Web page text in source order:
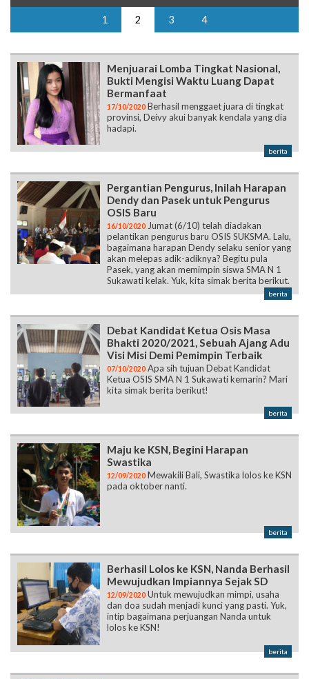
1 2 3 4
Menjuarai Lomba Tingkat Nasional,
Bukti Mengisi Waktu Luang Dapat
Bermanfaat
17/10/2020 Berhasil menggaet juara di tingkat
provinsi, Deivy akui banyak kendala yang dia
hadapi.
berita
Pergantian Pengurus, Inilah Harapan
Dendy dan Pasek untuk Pengurus
OSIS Baru
16/10/2020 Jumat (6/10) telah diadakan
pelantikan pengurus baru OSIS SUKSMA. Lalu,
bagaimana harapan Dendy selaku senior yang
akan melepas adik-adiknya? Begitu pula
Pasek, yang akan memimpin siswa SMA N 1
Sukawati kelak. Yuk, kita simak berita berikut.
berita
Debat Kandidat Ketua Osis Masa
Bhakti 2020/2021, Sebuah Ajang Adu
Visi Misi Demi Pemimpin Terbaik
07/10/2020 Apa sih tujuan Debat Kandidat
Ketua OSIS SMA N 1 Sukawati kemarin? Mari
kita simak berita berikut!
berita
Maju ke KSN, Begini Harapan
Swastika
12/09/2020 Mewakili Bali, Swastika lolos ke KSN
pada oktober nanti.
berita
Berhasil Lolos ke KSN, Nanda Berhasil
Mewujudkan Impiannya Sejak SD
12/09/2020 Untuk mewujudkan mimpi, usaha
dan doa sudah menjadi kunci yang pasti. Yuk,
intip bagaimana perjuangan Nanda untuk
lolos ke KSN!
berita